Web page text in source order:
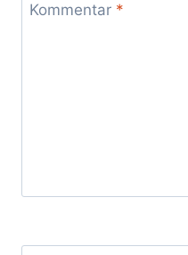
Kommentar *